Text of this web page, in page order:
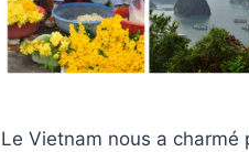
Le Vietnam nous a charmé